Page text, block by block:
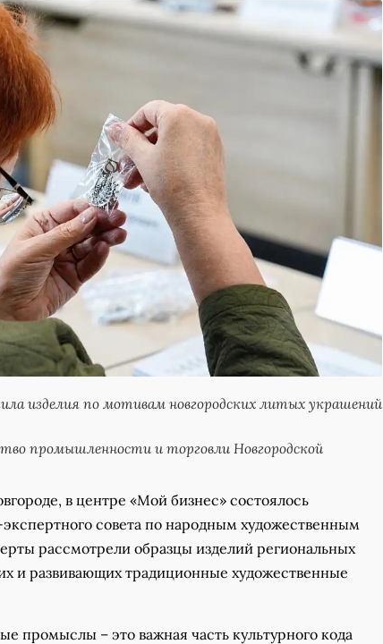
изделия по мотивам новгородских литых украшений
промышленности и торговли Новгородской
в центре «Мой бизнес» состоялось
совета по народным художественным
рассмотрели образцы изделий региональных
и развивающих традиционные художественные
промыслы – это важная часть культурного кода